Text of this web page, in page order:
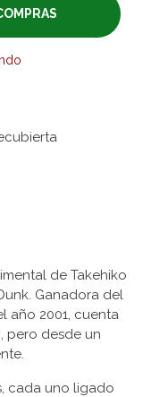
de Takehiko
Ganadora del
año 2001, cuenta
pero desde un
cada uno ligado